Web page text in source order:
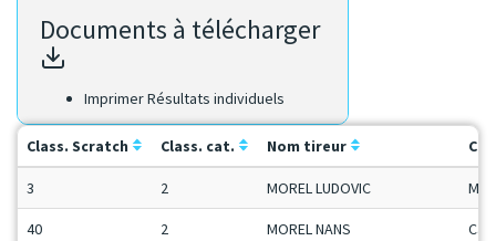
Documents à télécharger
Imprimer Résultats individuels
Class. Scratch Class. cat. Nom tireur
3 2 MOREL LUDOVIC
40 2 MOREL NANS Ca-